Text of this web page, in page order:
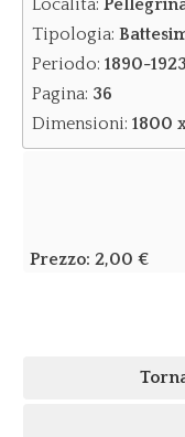
Dove siamo/Messaggi
Località:
Tipologia:
Periodo: 1890-1923
Pagina: 36
Dimensioni: 1800
Prezzo: 2,00 €